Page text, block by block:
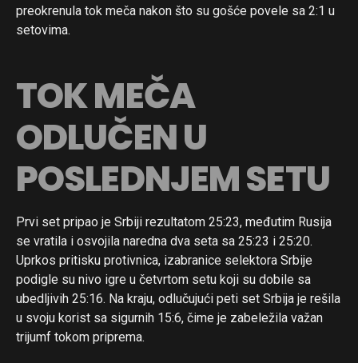
preokrenula tok meča nakon što su gošće povele sa 2:1 u
setovima.
TOK MEČA
ODLUČEN U
POSLEDNJEM SETU
Prvi set pripao je Srbiji rezultatom 25:23, međutim Rusija
se vratila i osvojila naredna dva seta sa 25:23 i 25:20.
Uprkos pritisku protivnica, izabranice selektora Srbije
podigle su nivo igre u četvrtom setu koji su dobile sa
ubedljivih 25:16. Na kraju, odlučujući peti set Srbija je rešila
u svoju korist sa sigurnih 15:6, čime je zabeležila važan
trijumf tokom priprema.